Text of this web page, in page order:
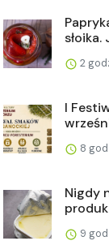
słoika.
2
I
8
Nigdy
9